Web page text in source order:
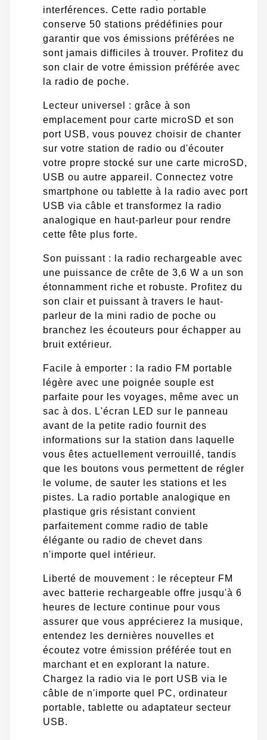
interférences. Cette radio portable
conserve 50 stations prédéfinies pour
garantir que vos émissions préférées ne
sont jamais difficiles à trouver. Profitez du
son clair de votre émission préférée avec
la radio de poche.
Lecteur universel : grâce à son
emplacement pour carte microSD et son
port USB, vous pouvez choisir de chanter
sur votre station de radio ou d'écouter
votre propre stocké sur une carte microSD,
USB ou autre appareil. Connectez votre
smartphone ou tablette à la radio avec port
USB via câble et transformez la radio
analogique en haut-parleur pour rendre
cette fête plus forte.
Son puissant : la radio rechargeable avec
une puissance de crête de 3,6 W a un son
étonnamment riche et robuste. Profitez du
son clair et puissant à travers le haut-
parleur de la mini radio de poche ou
branchez les écouteurs pour échapper au
bruit extérieur.
Facile à emporter : la radio FM portable
légère avec une poignée souple est
parfaite pour les voyages, même avec un
sac à dos. L'écran LED sur le panneau
avant de la petite radio fournit des
informations sur la station dans laquelle
vous êtes actuellement verrouillé, tandis
que les boutons vous permettent de régler
le volume, de sauter les stations et les
pistes. La radio portable analogique en
plastique gris résistant convient
parfaitement comme radio de table
élégante ou radio de chevet dans
n'importe quel intérieur.
Liberté de mouvement : le récepteur FM
avec batterie rechargeable offre jusqu'à 6
heures de lecture continue pour vous
assurer que vous apprécierez la musique,
entendez les dernières nouvelles et
écoutez votre émission préférée tout en
marchant et en explorant la nature.
Chargez la radio via le port USB via le
câble de n'importe quel PC, ordinateur
portable, tablette ou adaptateur secteur
USB.